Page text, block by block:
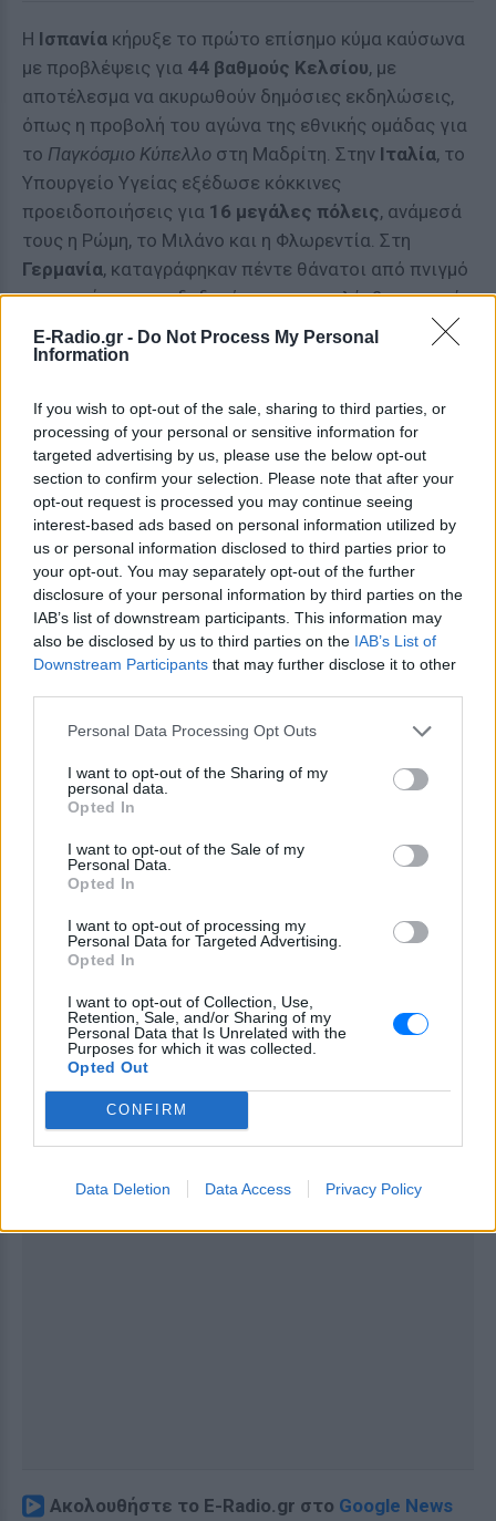
E-Radio.gr - Do Not Process My Personal
Information
If you wish to opt-out of the sale, sharing to third parties, or
processing of your personal or sensitive information for
targeted advertising by us, please use the below opt-out
section to confirm your selection. Please note that after your
opt-out request is processed you may continue seeing
interest-based ads based on personal information utilized by
us or personal information disclosed to third parties prior to
your opt-out. You may separately opt-out of the further
disclosure of your personal information by third parties on the
IAB’s list of downstream participants. This information may
also be disclosed by us to third parties on the IAB’s List of
Downstream Participants that may further disclose it to other
Personal Data Processing Opt Outs
I want to opt-out of the Sharing of my
personal data.
Opted In
I want to opt-out of the Sale of my
Personal Data.
Opted In
I want to opt-out of processing my
Personal Data for Targeted Advertising.
Opted In
I want to opt-out of Collection, Use,
Retention, Sale, and/or Sharing of my
Personal Data that Is Unrelated with the
Purposes for which it was collected.
Opted Out
CONFIRM
Data Deletion Data Access Privacy Policy
Η Ισπανία κήρυξε το πρώτο επίσημο κύμα καύσωνα
με προβλέψεις για 44 βαθμούς Κελσίου, με
αποτέλεσμα να ακυρωθούν δημόσιες εκδηλώσεις,
όπως η προβολή του αγώνα της εθνικής ομάδας για
το Παγκόσμιο Κύπελλο στη Μαδρίτη. Στην Ιταλία, το
Υπουργείο Υγείας εξέδωσε κόκκινες
προειδοποιήσεις για 16 μεγάλες πόλεις, ανάμεσά
τους η Ρώμη, το Μιλάνο και η Φλωρεντία. Στη
Γερμανία, καταγράφηκαν πέντε θάνατοι από πνιγμό
σε ατυχήματα συνδεδεμένα με την κολύμβηση κατά
τη διάρκεια του καύσωνα.
— Η κλιματική αλλαγή στο επίκεντρο
Το φαινόμενο, που οφείλεται σε συστήματα υψηλής
πίεσης τα οποία παγιδεύουν τον θερμό αέρα από τη
Σαχάρα , επεκτείνεται πλέον και προς την Ανατολική
Ευρώπη. Η Ολλανδία εφαρμόζει πορτοκαλί κώδικα,
με την εθνική σιδηροδρομική εταιρεία να μειώνει
δρομολόγια λόγω των υψηλών θερμοκρασιών, ενώ
Πολωνία, Κροατία και Ουγγαρία προετοιμάζονται
για ακραίες θερμοκρασίες που αναμένεται να
καταρρίψουν κάθε προηγούμενο ρεκόρ.
Σύμφωνα με τηνΥπηρεσία Κλιματικής Αλλαγής
η ήπειρος που θερμαίνεται ταχύτερα παγκοσμίως,
με ρυθμό ανόδου διπλάσιο από τον παγκόσμιο μέσο
όρο από τη δεκαετία του 1980. Οι ειδικοί τονίζουν
ότι τα κέντρα ψύξης και οι υποδομές
και ότι η μόνη ουσιαστική λύση παραμένει η ριζική
αντιμετώπιση της κλιματικής αλλαγής.
ΔΙΑΦΗΜΙΣΗ
Ακολουθήστε το E-Radio.gr στο Google News